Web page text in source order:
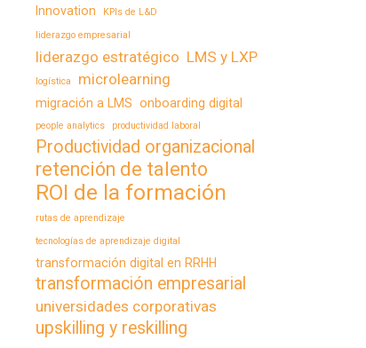
Innovation
KPIs de L&D
liderazgo empresarial
liderazgo estratégico LMS y LXP
logística microlearning
migración a LMS onboarding digital
people analytics productividad laboral
Productividad organizacional
retención de talento
ROI de la formación
rutas de aprendizaje
tecnologías de aprendizaje digital
transformación digital en RRHH
transformación empresarial
universidades corporativas
upskilling y reskilling